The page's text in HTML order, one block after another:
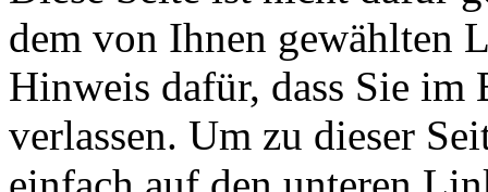
dem von Ihnen gewählten
Hinweis dafür, dass Sie im
verlassen. Um zu dieser